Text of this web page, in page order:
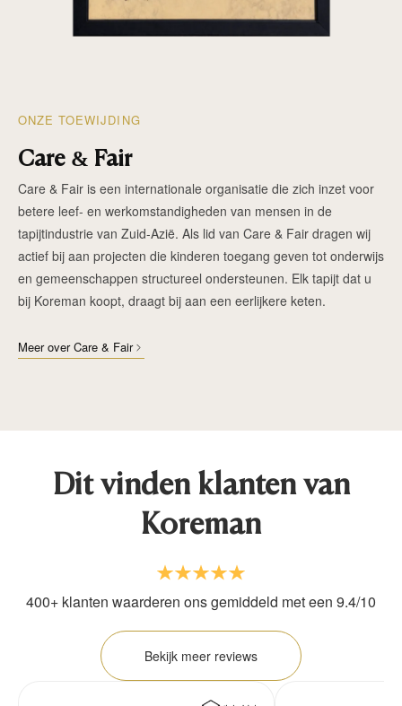
ONZE TOEWIJDING
Care & Fair
Care & Fair is een internationale organisatie die zich inzet voor
betere leef- en werkomstandigheden van mensen in de
tapijtindustrie van Zuid-Azië. Als lid van Care & Fair dragen wij
actief bij aan projecten die kinderen toegang geven tot onderwijs
en gemeenschappen structureel ondersteunen. Elk tapijt dat u
bij Koreman koopt, draagt bij aan een eerlijkere keten.
Meer over Care & Fair
Dit vinden klanten van
Koreman
400+ klanten waarderen ons gemiddeld met een 9.4/10
Bekijk meer reviews